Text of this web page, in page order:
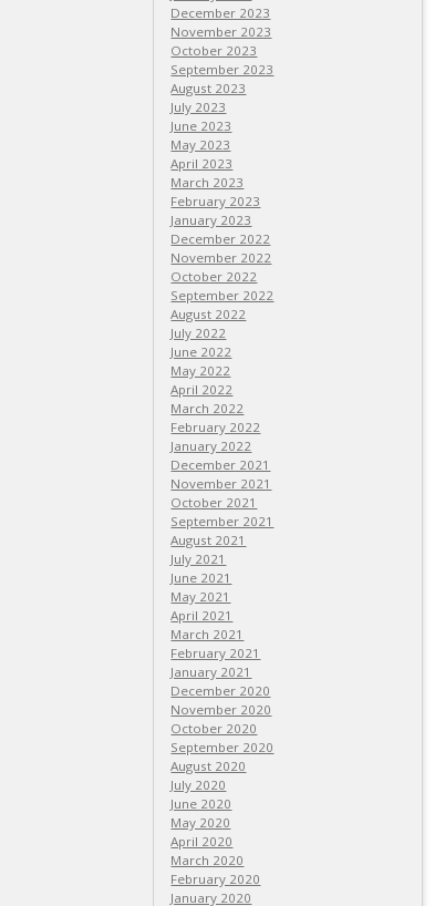
December 2023
November 2023
October 2023
September 2023
August 2023
July 2023
June 2023
May 2023
April 2023
March 2023
February 2023
January 2023
December 2022
November 2022
October 2022
September 2022
August 2022
July 2022
June 2022
May 2022
April 2022
March 2022
February 2022
January 2022
December 2021
November 2021
October 2021
September 2021
August 2021
July 2021
June 2021
May 2021
April 2021
March 2021
February 2021
January 2021
December 2020
November 2020
October 2020
September 2020
August 2020
July 2020
June 2020
May 2020
April 2020
March 2020
February 2020
January 2020